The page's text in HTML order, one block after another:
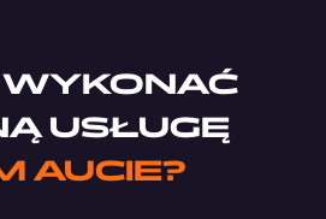
USŁUGĘ
AUCIE?